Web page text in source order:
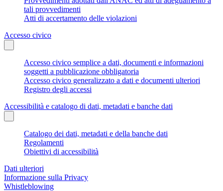
tali provvedimenti
Atti di accertamento delle violazioni
Accesso civico
Accesso civico semplice a dati, documenti e informazioni
soggetti a pubblicazione obbligatoria
Accesso civico generalizzato a dati e documenti ulteriori
Registro degli accessi
Accessibilità e catalogo di dati, metadati e banche dati
Catalogo dei dati, metadati e della banche dati
Regolamenti
Obiettivi di accessibilità
Dati ulteriori
Informazione sulla Privacy
Whistleblowing